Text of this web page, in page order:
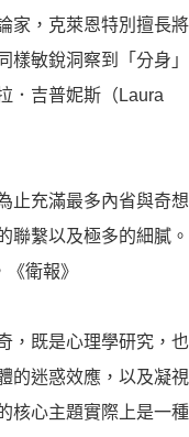
家，克萊恩特別擅長將
樣敏銳洞察到「分身」
．吉普妮斯（Laura
止充滿最多內省與奇想
聯繫以及極多的細膩。
衛報》
，既是心理學研究，也
的迷惑效應，以及凝視
核心主題實際上是一種